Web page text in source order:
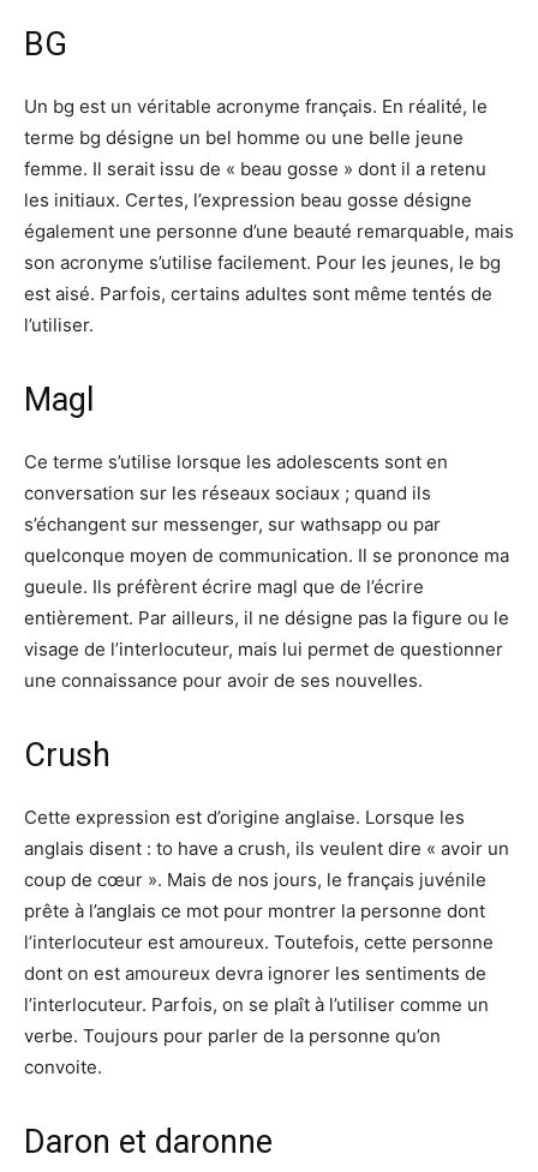
BG
Un bg est un véritable acronyme français. En réalité, le
terme bg désigne un bel homme ou une belle jeune
femme. Il serait issu de « beau gosse » dont il a retenu
les initiaux. Certes, l’expression beau gosse désigne
également une personne d’une beauté remarquable, mais
son acronyme s’utilise facilement. Pour les jeunes, le bg
est aisé. Parfois, certains adultes sont même tentés de
l’utiliser.
Magl
Ce terme s’utilise lorsque les adolescents sont en
conversation sur les réseaux sociaux ; quand ils
s’échangent sur messenger, sur wathsapp ou par
quelconque moyen de communication. Il se prononce ma
gueule. Ils préfèrent écrire magl que de l’écrire
entièrement. Par ailleurs, il ne désigne pas la figure ou le
visage de l’interlocuteur, mais lui permet de questionner
une connaissance pour avoir de ses nouvelles.
Crush
Cette expression est d’origine anglaise. Lorsque les
anglais disent : to have a crush, ils veulent dire « avoir un
coup de cœur ». Mais de nos jours, le français juvénile
prête à l’anglais ce mot pour montrer la personne dont
l’interlocuteur est amoureux. Toutefois, cette personne
dont on est amoureux devra ignorer les sentiments de
l’interlocuteur. Parfois, on se plaît à l’utiliser comme un
verbe. Toujours pour parler de la personne qu’on
convoite.
Daron et daronne